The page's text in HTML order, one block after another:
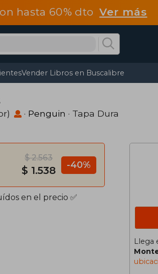
hasta 60% dtoVer más
Vender Libros en Buscalibre
· Penguin · Tapa Dura
$ 2.563
$ 1.538 -40%
en el precio ✅
Llega